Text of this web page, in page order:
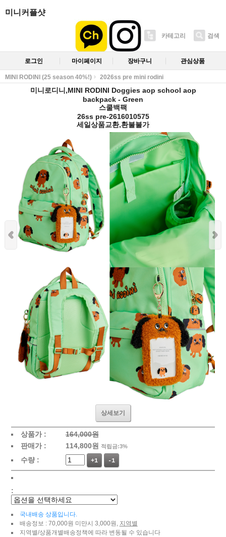
미니커플샷
카테고리 검색
로그인 마이페이지 장바구니 관심상품
MINI RODINI (25 season 40%!) 2026ss pre mini rodini
미니로디니,MINI RODINI Doggies aop school aop
backpack - Green
스쿨백팩
26ss pre-2616010575
세일상품교환,환불불가
상세보기
상품가 :
164,000원
판매가 :
114,800원 적립금:3%
수량 : +1 -1
:
국내배송 상품입니다.
배송정보 : 70,000원 미만시 3,000원, 지역별
지역별/상품개별배송정책에 따라 변동될 수 있습니다